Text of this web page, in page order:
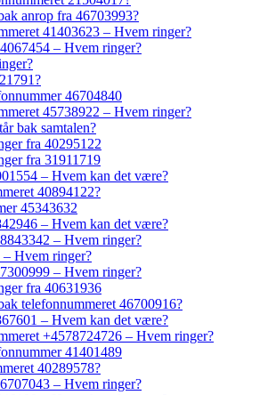
anrop fra 46703993?
41403623 – Hvem ringer?
– Hvem ringer?
46704840
45738922 – Hvem ringer?
bak samtalen?
fra 40295122
fra 31911719
– Hvem kan det være?
40894122?
45343632
– Hvem kan det være?
– Hvem ringer?
Hvem ringer?
– Hvem ringer?
fra 40631936
telefonnummeret 46700916?
– Hvem kan det være?
+4578724726 – Hvem ringer?
41401489
40289578?
– Hvem ringer?